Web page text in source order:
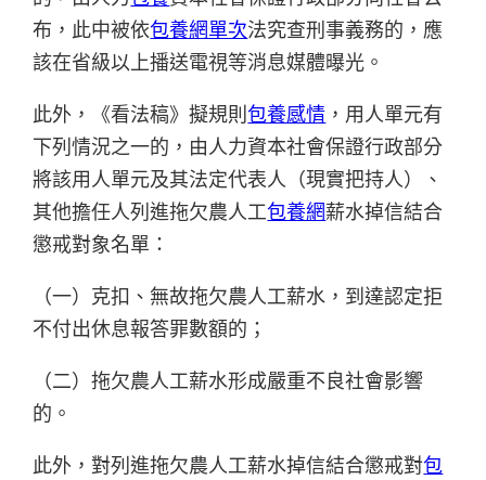
布，此中被依包養網單次法究查刑事義務的，應
該在省級以上播送電視等消息媒體曝光。
此外，《看法稿》擬規則包養感情 ，用人單元有
下列情況之一的，由人力資本社會保證行政部分
將該用人單元及其法定代表人（現實把持人）、
其他擔任人列進拖欠農人工包養網薪水掉信結合
懲戒對象名單：
（一）克扣、無故拖欠農人工薪水，到達認定拒
不付出休息報答罪數額的；
（二）拖欠農人工薪水形成嚴重不良社會影響
的。
此外，對列進拖欠農人工薪水掉信結合懲戒對包